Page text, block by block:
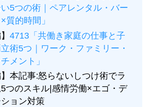
5つの術｜ペアレンタル・バー
質的時間」
4713「共働き家庭の仕事と子
術5つ｜ワーク・ファミリー・
メント」
】本記事:怒らないしつけ術でラ
つのスキル|感情労働×エゴ・デ
ョン対策